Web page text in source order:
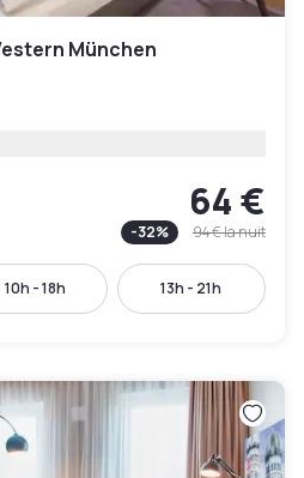
München
64 €
-32% 94 €la nuit
10h - 18h 13h - 21h